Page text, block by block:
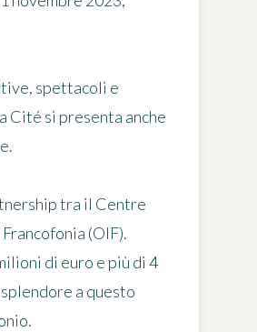
spettacoli e
Cité si presenta anche
tra il Centre
(OIF).
di euro e più di 4
a questo